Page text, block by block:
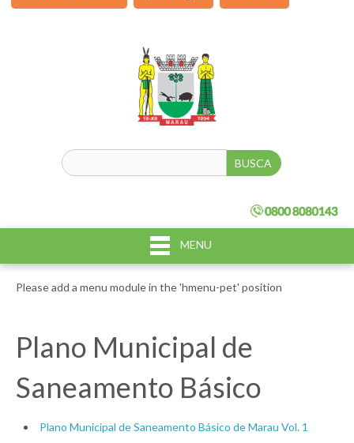
MENU
Please add a menu module in the 'hmenu-pet' position
Plano Municipal de
Saneamento Básico
Plano Municipal de Saneamento Básico de Marau Vol. 1